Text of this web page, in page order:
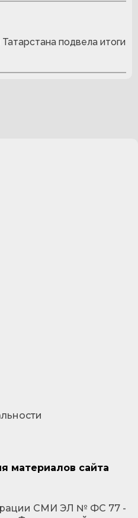
подвела итоги
материалов сайта
СМИ ЭЛ № ФС 77 -